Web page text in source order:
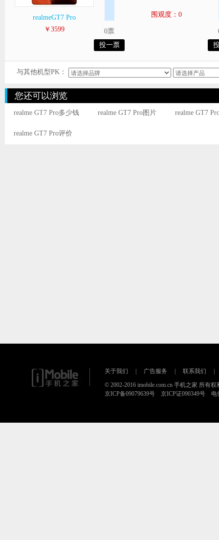
realmeGT7 Pro
￥3599
0票
投一票
围观度：0
与其他机型PK：
您还可以浏览
realme GT7 Pro多少钱 realme GT7 Pro图片 realme GT7
realme GT7 Pro评价
关于我们 广告服务 联系我们
© 2002-2016 imobile.com.cn 手机之家 所有权
京ICP备09079639号 京ICP证090349号 电